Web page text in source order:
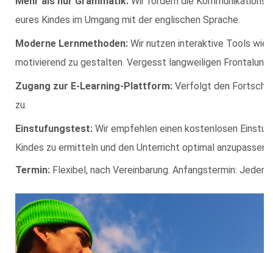
eures Kindes im Umgang mit der englischen Sprache.
Moderne Lernmethoden: Wir nutzen interaktive Tools wie
motivierend zu gestalten. Vergesst langweiligen
Zugang zur E-Learning-Plattform: Verfolgt den
zu.
Einstufungstest: Wir empfehlen einen kostenlosen
Kindes zu ermitteln und den Unterricht optimal anzupassen.
Termin: Flexibel, nach Vereinbarung. Anfangstermin: